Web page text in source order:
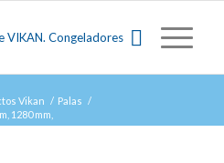
Vikan / Palas /
1280 mm,